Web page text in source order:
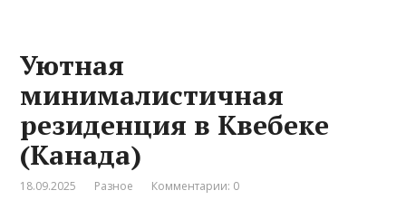
Уютная
минималистичная
резиденция в Квебеке
(Канада)
18.09.2025 Разное Комментарии: 0